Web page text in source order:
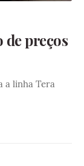
de preços
a linha Tera